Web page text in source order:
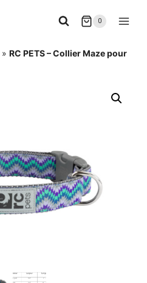
0
» RC PETS – Collier Maze pour